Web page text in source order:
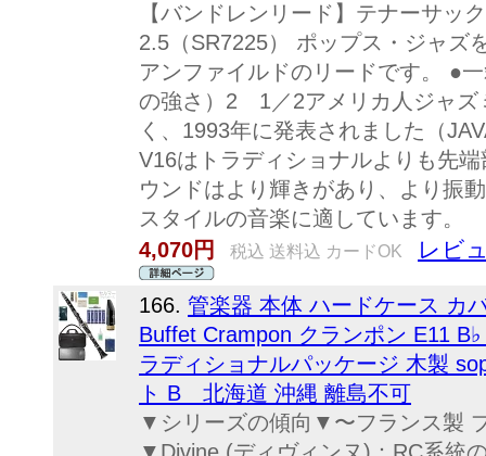
【バンドレンリード】テナーサ
2.5（SR7225） ポップス・ジャズ
アンファイルドのリードです。 ●
の強さ）2 1／2アメリカ人ジャズ
く、1993年に発表されました（
V16はトラディショナルよりも先
ウンドはより輝きがあり、より振
スタイルの音楽に適しています。
4,070円
税込 送料込 カードOK レビ
166. 管楽器 本体 ハードケース カ
Buffet Crampon クランポン E11
ラディショナルパッケージ 木製
ト B 北海道 沖縄 離島不可
▼シリーズの傾向▼〜フランス製